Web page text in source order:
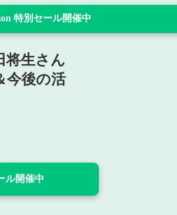
特別セール開催中
将生さん
今後の活
ル開催中